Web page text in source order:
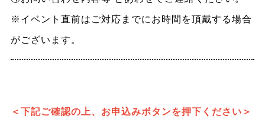
※イベント直前はご対応までにお時間を頂戴する場合
がございます。
＜下記ご確認の上、お申込みボタンを押下ください＞